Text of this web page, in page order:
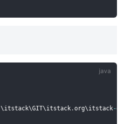
\itstack\GIT\itstack .org\itstack-